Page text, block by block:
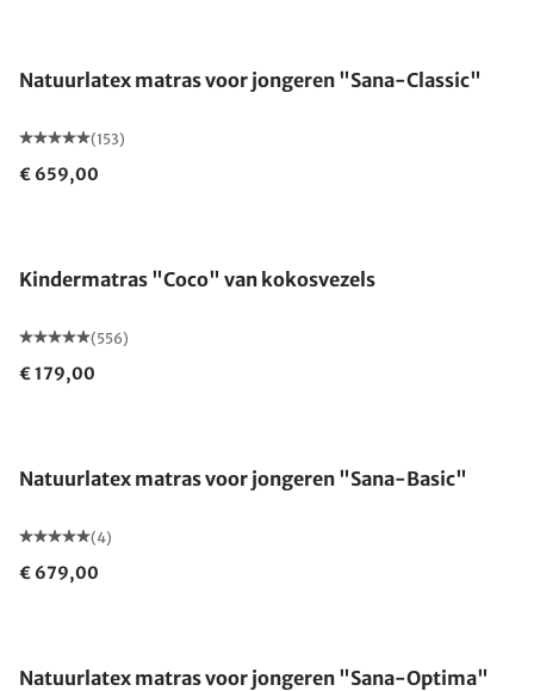
Natuurlatex matras voor jongeren "Sana-Classic"
(153)
€ 659,00
Kindermatras "Coco" van kokosvezels
(556)
€ 179,00
Natuurlatex matras voor jongeren "Sana-Basic"
(4)
€ 679,00
Natuurlatex matras voor jongeren "Sana-Optima"